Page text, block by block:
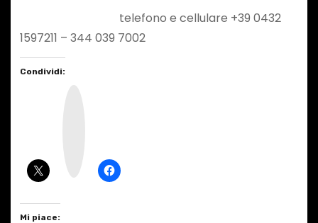
telefono e cellulare +39 0432
1597211 – 344 039 7002
Condividi:
Mi piace: